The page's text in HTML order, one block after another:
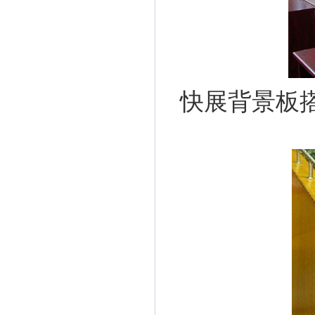
快展背景板